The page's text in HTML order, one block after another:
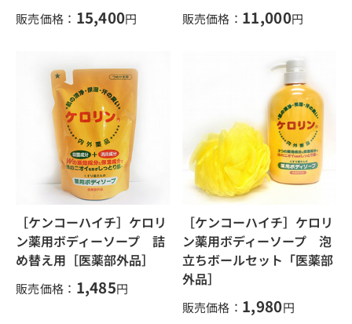
販売価格： 15,400円 販売価格： 11,000円
［ケンコーハイチ］ケロリ
ン薬用ボディーソープ 詰
め替え用［医薬部外品］
販売価格： 1,485円
［ケンコーハイチ］ケロリ
ン薬用ボディーソープ 泡
立ちボールセット「医薬部
外品］
販売価格： 1,980円